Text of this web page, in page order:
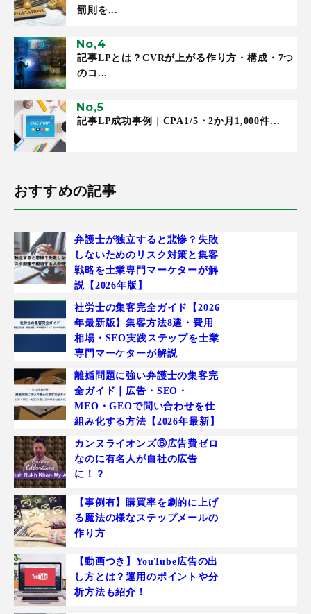
罰則を...
記事LPとは？CVRが上がる作り方・構成・7つ
のコ...
記事LP成功事例｜CPA1/5・2か月1,000件...
おすすめの記事
弁護士が独立すると悲惨？失敗
しないためのリスク対策と集客
戦略を士業専門マーケターが解
説【2026年版】
社労士の集客完全ガイド【2026
年最新版】集客方法8選・費用
相場・SEO実践ステップを士業
専門マーケターが解説
離婚問題に強い弁護士の集客完
全ガイド｜広告・SEO・
MEO・GEOで問い合わせを仕
組み化する方法【2026年最新】
カンヌライオンズ⑥広告費ゼロ
なのに有名人が自社の広告
に！？
【事例有】購買率を劇的に上げ
る魔法の様なステップメールの
作り方
【動画つき】YouTube広告の出
し方とは？運用のポイントや分
析方法も紹介！